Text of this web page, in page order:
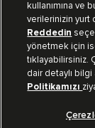
Koleksiyon
Kurumsal
Bizi Takip Et
kullanımına ve
verilerinizin yurt
Reddedin
yönetmek için
tıklayabilirsiniz.
dair detaylı
Politikamızı